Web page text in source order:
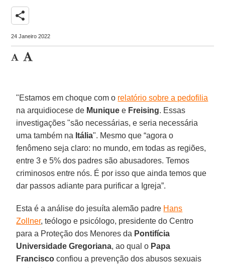
share
24 Janeiro 2022
"Estamos em choque com o relatório sobre a pedofilia
na arquidiocese de Munique e Freising. Essas
investigações "são necessárias, e seria necessária
uma também na Itália". Mesmo que “agora o
fenômeno seja claro: no mundo, em todas as regiões,
entre 3 e 5% dos padres são abusadores. Temos
criminosos entre nós. É por isso que ainda temos que
dar passos adiante para purificar a Igreja”.
Esta é a análise do jesuíta alemão padre Hans
Zollner, teólogo e psicólogo, presidente do Centro
para a Proteção dos Menores da Pontifícia
Universidade Gregoriana, ao qual o Papa
Francisco confiou a prevenção dos abusos sexuais